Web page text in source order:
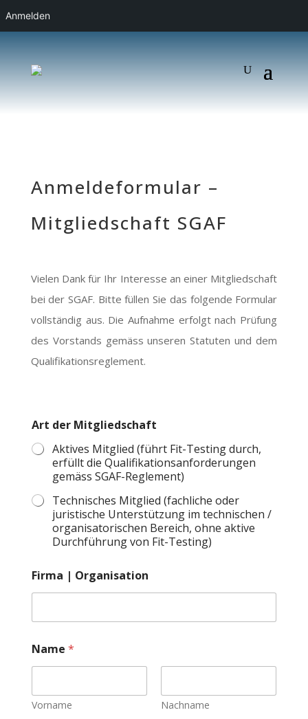
Anmeldeformular –
Mitgliedschaft SGAF
Vielen Dank für Ihr Interesse an einer Mitgliedschaft
bei der SGAF. Bitte füllen Sie das folgende Formular
vollständig aus. Die Aufnahme erfolgt nach Prüfung
des Vorstands gemäss unseren Statuten und dem
Qualifikationsreglement.
Art der Mitgliedschaft
Aktives Mitglied (führt Fit-Testing durch,
erfüllt die Qualifikationsanforderungen
gemäss SGAF-Reglement)
Technisches Mitglied (fachliche oder
juristische Unterstützung im technischen /
organisatorischen Bereich, ohne aktive
Durchführung von Fit-Testing)
Firma | Organisation
Name *
Vorname Nachname
Anmelden